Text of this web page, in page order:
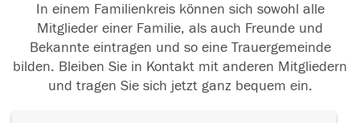
In einem Familienkreis können sich sowohl alle
Mitglieder einer Familie, als auch Freunde und
Bekannte eintragen und so eine Trauergemeinde
bilden. Bleiben Sie in Kontakt mit anderen Mitgliedern
und tragen Sie sich jetzt ganz bequem ein.